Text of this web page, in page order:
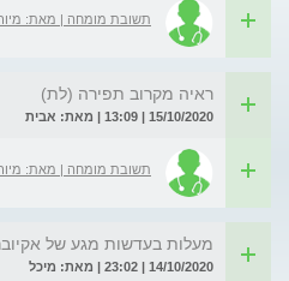
תשובת מומחה | מאת:
ראיה מקרוב תפירה (לת)
15/10/2020 | 13:09 | מאת: אבית
תשובת מומחה | מאת:
מעלות בעדשות מגע של
14/10/2020 | 23:02 | מאת: מיכל